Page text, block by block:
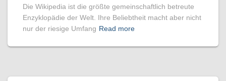
Die Wikipedia ist die größte gemeinschaftlich betreute
Enzyklopädie der Welt. Ihre Beliebtheit macht aber nicht
nur der riesige Umfang Read more